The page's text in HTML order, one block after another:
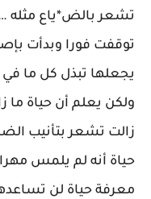
تشعر بالض*ياع مثله
توقفت فورا وبدأت
يجعلها تبذل كل ما
ولكن يعلم أن حياة
زالت تشعر بتأنيب
حياة أنه لم يلمس مهرا
معرفة حياة لن